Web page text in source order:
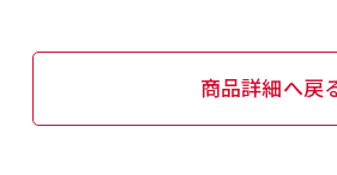
商品詳細へ戻